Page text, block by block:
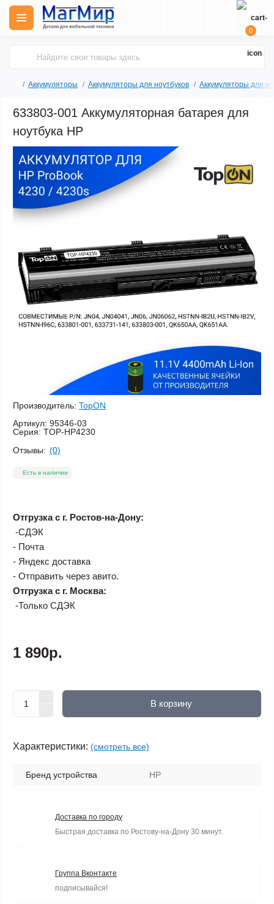
0
Аккумуляторы Аккумуляторы для ноутбуков Аккумуляторы для
633803-001 Аккумуляторная батарея для
ноутбука HP
Производитель: TopON
Артикул: 95346-03
Серия: TOP-HP4230
Отзывы: (0)
Есть в наличии
Отгрузка с г. Ростов-на-Дону:
-СДЭК
- Почта
- Яндекс доставка
- Отправить через авито.
Отгрузка с г. Москва:
-Только СДЭК
1 890р.
В корзину
Характеристики: (смотреть все)
Бренд устройства HP
Доставка по городу
Быстрая доставка по Ростову-на-Дону 30 минут.
Группа Вконтакте
подписывайся!